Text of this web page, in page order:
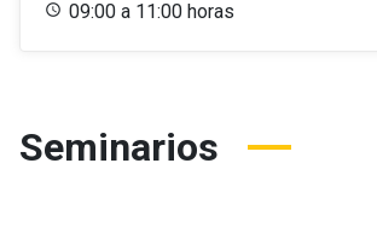
09:00 a 11:00 horas
Seminarios